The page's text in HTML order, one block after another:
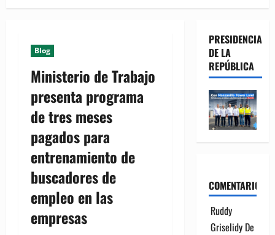
Blog
Ministerio de Trabajo
presenta programa
de tres meses
pagados para
entrenamiento de
buscadores de
empleo en las
empresas
PRESIDENCIA
DE LA
REPÚBLICA
COMENTARIOS
Ruddy
Griselidy De